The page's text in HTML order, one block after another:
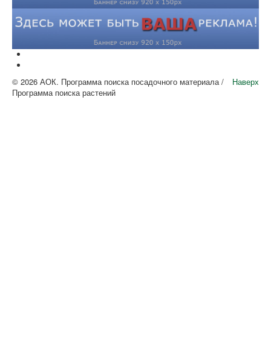
Наверх
© 2026 АОК. Программа поиска посадочного материала /
Программа поиска растений